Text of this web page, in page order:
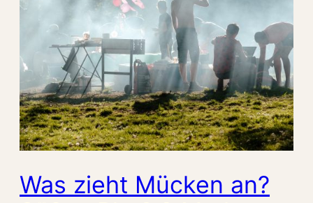
Was zieht Mücken an?